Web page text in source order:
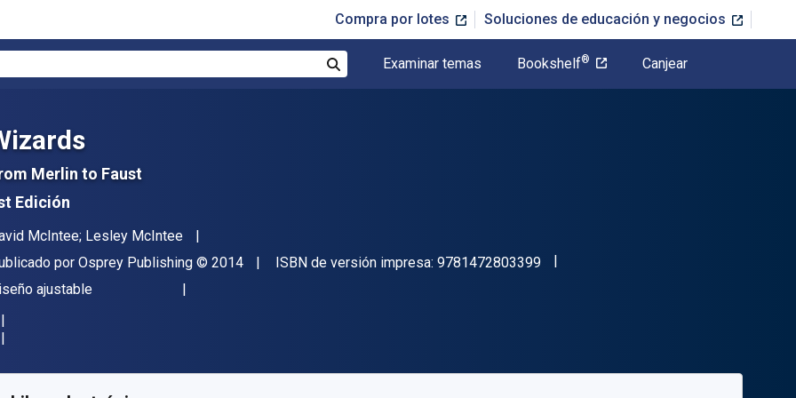
Compra por lotes Soluciones de educación y negocios
Examinar temas Bookshelf® Canjear
Merlin to Faust
Edición
McIntee; Lesley McIntee
por Osprey Publishing Copyright
© 2014 ISBN de versión impresa: 9781472803399"ISBN-13 9781472803399"
ajustable